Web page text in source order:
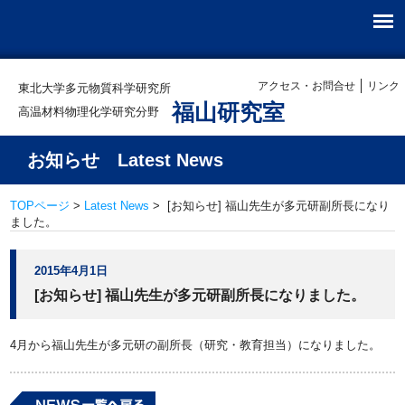
東北大学多元物質科学研究所
高温材料物理化学研究分野
福山研究室
アクセス・お問合せ リンク
お知らせ Latest News
TOPページ > Latest News > [お知らせ] 福山先生が多元研副所長になり
ました。
2015年4月1日
[お知らせ] 福山先生が多元研副所長になりました。
4月から福山先生が多元研の副所長（研究・教育担当）になりました。